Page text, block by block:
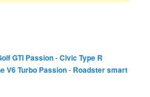
GTI Passion-Civic Type R
V6 Turbo Passion- Roadster smart